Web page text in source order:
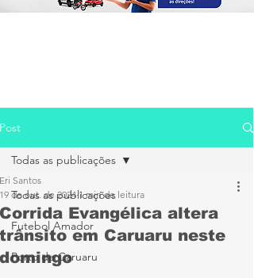
Post
Todas as publicações
Futebol Amador
Porto de Caruaru
Todas as publicações
Corrida Evangélica altera
trânsito em Caruaru neste
domingo
Eri Santos
19 de out. de 2024 1 min de leitura